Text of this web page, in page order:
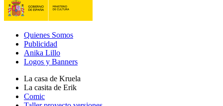
Quienes Somos
Publicidad
Anika Lillo
Logos y Banners
La casa de Kruela
La casita de Erik
Comic